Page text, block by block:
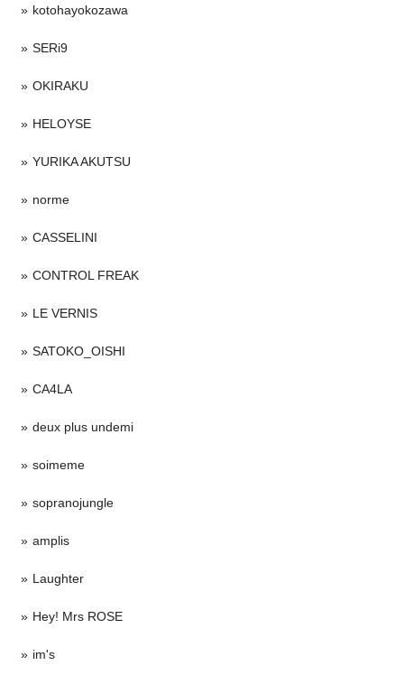
kotohayokozawa
SERi9
OKIRAKU
HELOYSE
YURIKA AKUTSU
norme
CASSELINI
CONTROL FREAK
LE VERNIS
SATOKO_OISHI
CA4LA
deux plus undemi
soimeme
sopranojungle
amplis
Laughter
Hey! Mrs ROSE
im's